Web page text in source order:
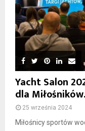
Yacht Salon
dla
25 września 2024
Miłośnicy sportów